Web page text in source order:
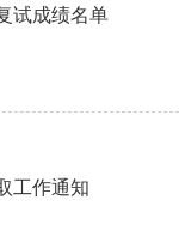
试成绩名单
工作通知